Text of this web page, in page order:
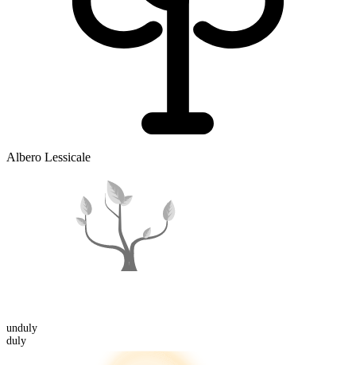
Albero Lessicale
unduly
duly